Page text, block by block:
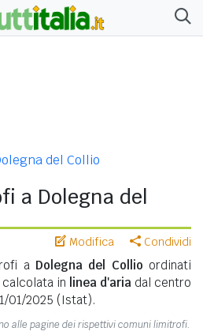
del Collio
a Dolegna del
Modifica Condividi
a Dolegna del Collio ordinati
in linea d'aria dal centro
01/2025 (Istat).
alle pagine dei rispettivi comuni limitrofi.